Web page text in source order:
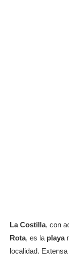
La Costilla, con
Rota, es la playa
localidad.